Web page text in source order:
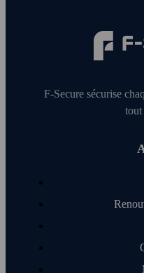
F‑Secure sécurise
tout